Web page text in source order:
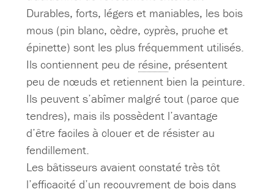
Durables, forts, légers et maniables, les bois
mous (pin blanc, cèdre, cyprès, pruche et
épinette) sont les plus fréquemment utilisés.
Ils contiennent peu de résine, présentent
peu de nœuds et retiennent bien la peinture.
Ils peuvent s’abîmer malgré tout (parce que
tendres), mais ils possèdent l’avantage
d’être faciles à clouer et de résister au
fendillement.
Les bâtisseurs avaient constaté très tôt
l’efficacité d’un recouvrement de bois dans